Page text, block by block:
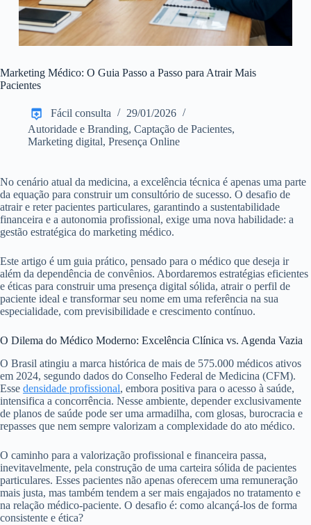
Marketing Médico: O Guia Passo a Passo para Atrair Mais
Pacientes
Fácil consulta
29/01/2026
Autoridade e Branding, Captação de Pacientes,
Marketing digital, Presença Online
No cenário atual da medicina, a excelência técnica é apenas uma parte
da equação para construir um consultório de sucesso. O desafio de
atrair e reter pacientes particulares, garantindo a sustentabilidade
financeira e a autonomia profissional, exige uma nova habilidade: a
gestão estratégica do marketing médico.
Este artigo é um guia prático, pensado para o médico que deseja ir
além da dependência de convênios. Abordaremos estratégias eficientes
e éticas para construir uma presença digital sólida, atrair o perfil de
paciente ideal e transformar seu nome em uma referência na sua
especialidade, com previsibilidade e crescimento contínuo.
O Dilema do Médico Moderno: Excelência Clínica vs. Agenda Vazia
O Brasil atingiu a marca histórica de mais de 575.000 médicos ativos
em 2024, segundo dados do Conselho Federal de Medicina (CFM).
Esse densidade profissional, embora positiva para o acesso à saúde,
intensifica a concorrência. Nesse ambiente, depender exclusivamente
de planos de saúde pode ser uma armadilha, com glosas, burocracia e
repasses que nem sempre valorizam a complexidade do ato médico.
O caminho para a valorização profissional e financeira passa,
inevitavelmente, pela construção de uma carteira sólida de pacientes
particulares. Esses pacientes não apenas oferecem uma remuneração
mais justa, mas também tendem a ser mais engajados no tratamento e
na relação médico-paciente. O desafio é: como alcançá-los de forma
consistente e ética?